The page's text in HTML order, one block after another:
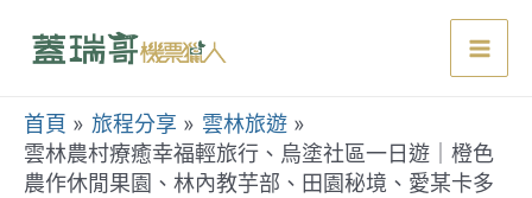
首頁 旅程分享
雲林旅遊
雲林農村療癒幸福輕旅行、烏塗社區一日遊｜橙色
農作休閒果園、林內教芋部、田園秘境、愛某卡多